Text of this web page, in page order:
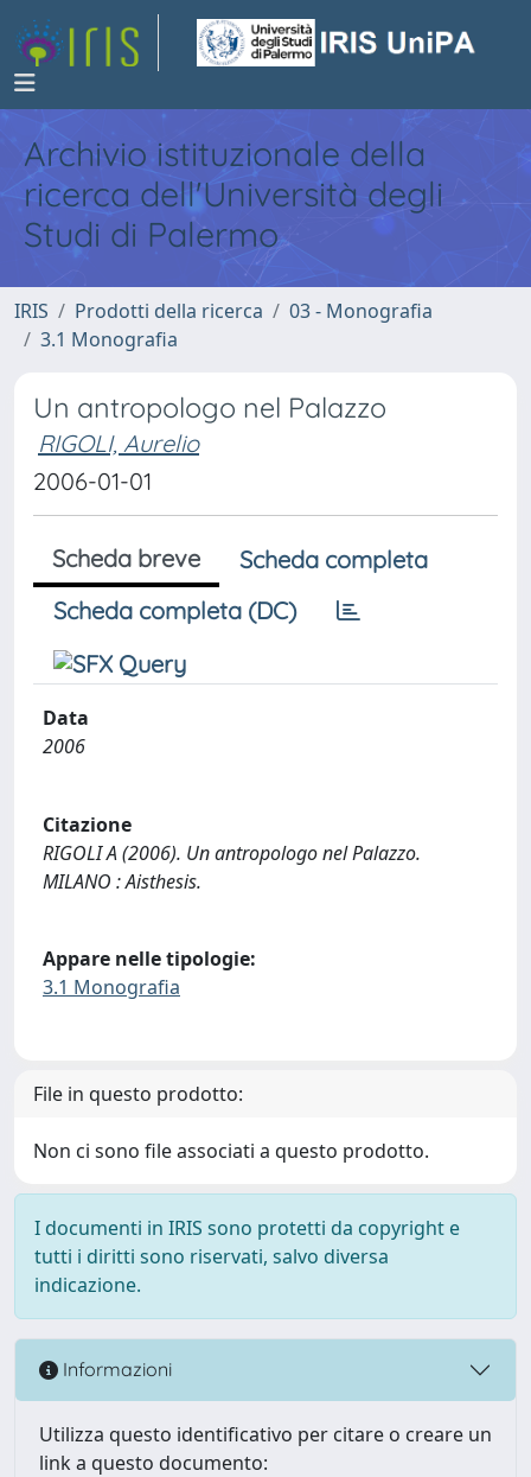
Archivio istituzionale della
ricerca dell'Università degli
Studi di Palermo
IRIS Prodotti della ricerca
03 - Monografia
3.1 Monografia
Un antropologo nel Palazzo
RIGOLI, Aurelio
2006-01-01
Scheda breve
Scheda completa
Scheda completa (DC)
Data
2006
Citazione
RIGOLI A (2006). Un antropologo nel Palazzo.
MILANO : Aisthesis.
Appare nelle tipologie:
3.1 Monografia
File in questo prodotto:
Non ci sono file associati a questo prodotto.
I documenti in IRIS sono protetti da copyright e
tutti i diritti sono riservati, salvo diversa
indicazione.
Informazioni
Utilizza questo identificativo per citare o creare un
link a questo documento: